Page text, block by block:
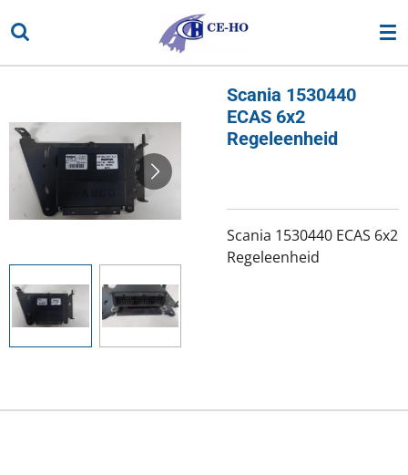
direct
naar
Scania 1530440
ECAS 6x2
Regeleenheid
Scania 1530440 ECAS 6x2
Regeleenheid